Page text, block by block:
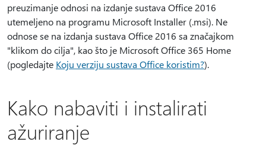
preuzimanje odnosi na izdanje sustava Office 2016
utemeljeno na programu Microsoft Installer (.msi). Ne
odnose se na izdanja sustava Office 2016 sa značajkom
"klikom do cilja", kao što je Microsoft Office 365 Home
(pogledajte Koju verziju sustava Office koristim?).
Kako nabaviti i instalirati
ažuriranje